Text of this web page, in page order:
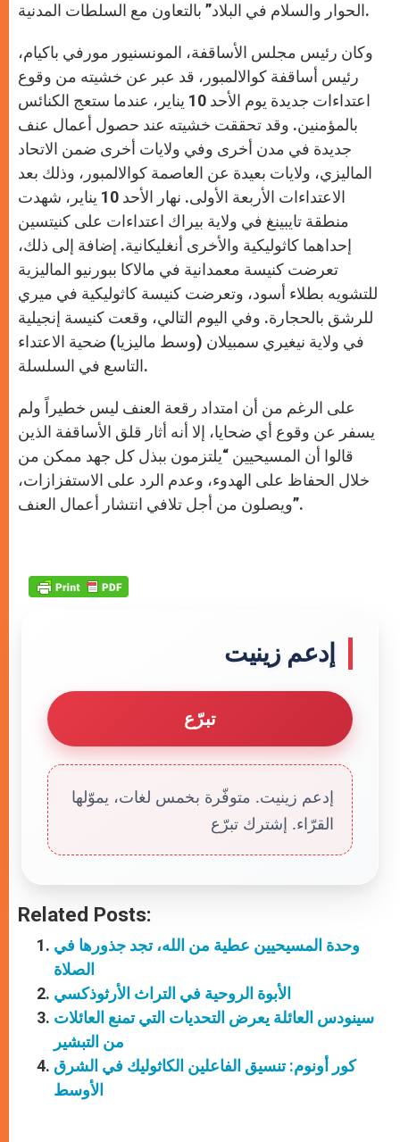
الحوار والسلام في البلاد” بالتعاون مع السلطات المدنية.
وكان رئيس مجلس الأساقفة، المونسنيور مورفي باكيام،
رئيس أساقفة كوالالمبور، قد عبر عن خشيته من وقوع
اعتداءات جديدة يوم الأحد 10 يناير، عندما ستعج الكنائس
بالمؤمنين. وقد تحققت خشيته عند حصول أعمال عنف
جديدة في مدن أخرى وفي ولايات أخرى ضمن الاتحاد
الماليزي، ولايات بعيدة عن العاصمة كوالالمبور، وذلك بعد
الاعتداءات الأربعة الأولى. نهار الأحد 10 يناير، شهدت
منطقة تايبينغ في ولاية بيراك اعتداءات على كنيتسين
إحداهما كاثوليكية والأخرى أنغليكانية. إضافة إلى ذلك،
تعرضت كنيسة معمدانية في مالاكا ببورنيو الماليزية
للتشويه بطلاء أسود، وتعرضت كنيسة كاثوليكية في ميري
للرشق بالحجارة. وفي اليوم التالي، وقعت كنيسة إنجيلية
في ولاية نيغيري سمبيلان (وسط ماليزيا) ضحية الاعتداء
التاسع في السلسلة.
على الرغم من أن امتداد رقعة العنف ليس خطيراً ولم
يسفر عن وقوع أي ضحايا، إلا أنه أثار قلق الأساقفة الذين
قالوا أن المسيحيين “يلتزمون ببذل كل جهد ممكن من
خلال الحفاظ على الهدوء، وعدم الرد على الاستفزازات،
ويصلون من أجل تلافي انتشار أعمال العنف”.
إدعم زينيت
تبرّع
إدعم زينيت. متوفّرة بخمس لغات، يموّلها
القرّاء. إشترك تبرّع
Related Posts:
وحدة المسيحيين عطية من الله، تجد جذورها في
الصلاة
الأبوة الروحية في التراث الأرثوذكسي
سينودس العائلة يعرض التحديات التي تمنع العائلات
من التبشير
كور أونوم: تنسيق الفاعلين الكاثوليك في الشرق
الأوسط